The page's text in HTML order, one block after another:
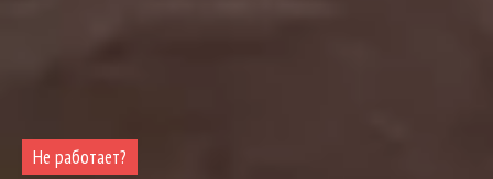
Не работает?